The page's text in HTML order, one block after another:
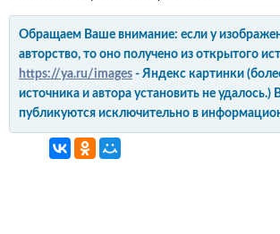
Обращаем Ваше внимание: если у
авторство, то оно получено из открытого
https://ya.ru/images - Яндекс картинки
источника и автора установить не удалось.)
публикуются исключительно в